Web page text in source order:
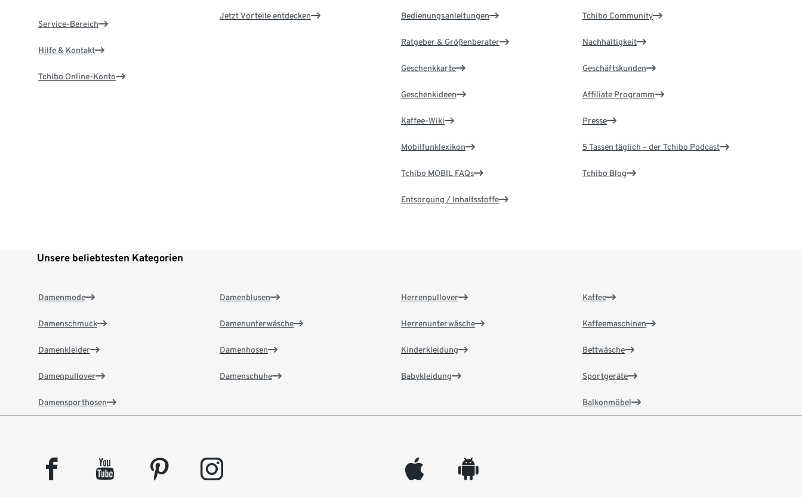
Service-Bereich
Hilfe & Kontakt
Tchibo Online-Konto
Jetzt Vorteile entdecken Bedienungsanleitungen
Ratgeber & Größenberater
Geschenkkarte
Geschenkideen
Kaffee-Wiki
Mobilfunklexikon
Tchibo MOBIL FAQs
Entsorgung / Inhaltsstoffe
Tchibo Community
Nachhaltigkeit
Geschäftskunden
Affiliate Programm
Presse
5 Tassen täglich – der Tchibo Podcast
Tchibo Blog
Unsere beliebtesten Kategorien
Damenmode
Damenschmuck
Damenkleider
Damenpullover
Damensporthosen
Damenblusen
Damenunterwäsche
Damenhosen
Damenschuhe
Herrenpullover
Herrenunterwäsche
Kinderkleidung
Babykleidung
Kaffee
Kaffeemaschinen
Bettwäsche
Sportgeräte
Balkonmöbel
facebook youtube pinterest instagram appleinc android